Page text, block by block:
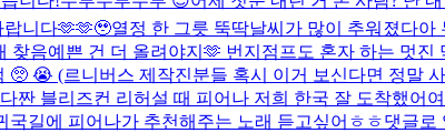
니다🫶🫶🥹열정 한 그릇 뚝딱날씨가 많이 추워졌다아
찾음예쁜 건 더 올려야지🫶 번지점프도 혼자 하는 멋진
😭 (르니버스 제작진분들 혹시 이거 보신다면 정말
짠 블리즈컨 리허설 때 피어나 저희 한국 잘 도착했어
국길에 피어나가 추천해주는 노래 듣고싶어ㅎㅎ댓글로